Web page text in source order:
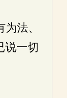
法、
说一切